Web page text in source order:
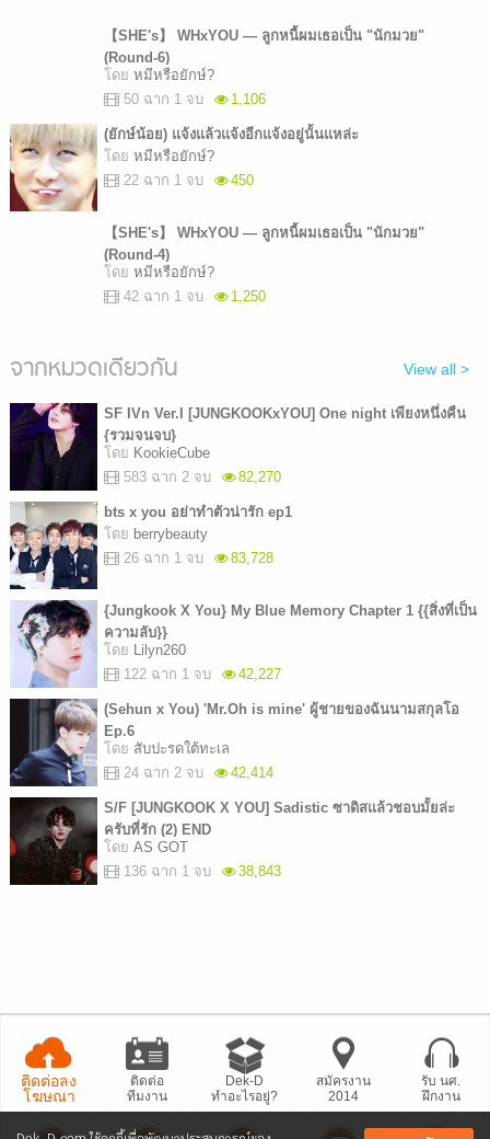
【SHE's】 WHxYOU — ลูกหนี้ผมเธอเป็น "นักมวย"
(Round-6)
โดย หมีหรือยักษ์?
50 ฉาก 1 จบ
1,106
(ยักษ์น้อย) แจ้งแล้วแจ้งอีกแจ้งอยู่นั้นแหล่ะ
โดย หมีหรือยักษ์?
22 ฉาก 1 จบ
450
【SHE's】 WHxYOU — ลูกหนี้ผมเธอเป็น "นักมวย"
(Round-4)
โดย หมีหรือยักษ์?
42 ฉาก 1 จบ
1,250
จากหมวดเดียวกัน View all >
SF IVn Ver.I [JUNGKOOKxYOU] One night เพียงหนึ่งคืน
{รวมจนจบ}
โดย KookieCube
583 ฉาก 2 จบ
82,270
bts x you อย่าทำตัวน่ารัก ep1
โดย berrybeauty
26 ฉาก 1 จบ
83,728
{Jungkook X You} My Blue Memory Chapter 1 {{สิ่งที่เป็น
ความลับ}}
โดย
Lilyn260
122 ฉาก 1 จบ
42,227
(Sehun x You) 'Mr.Oh is mine' ผู้ชายของฉันนามสกุลโอ
Ep.6
โดย สับปะรดใต้ทะเล
24 ฉาก 2 จบ
42,414
S/F [JUNGKOOK X YOU] Sadistic ซาดิสแล้วชอบมั้ยล่ะ
ครับที่รัก (2) END
โดย AS GOT
136 ฉาก 1 จบ
38,843
ติดต่อลง
โฆษณา
ติดต่อ
ทีมงาน
Dek-D
ทำอะไรอยู่?
สมัครงาน
2014
รับ นศ.
ฝึกงาน